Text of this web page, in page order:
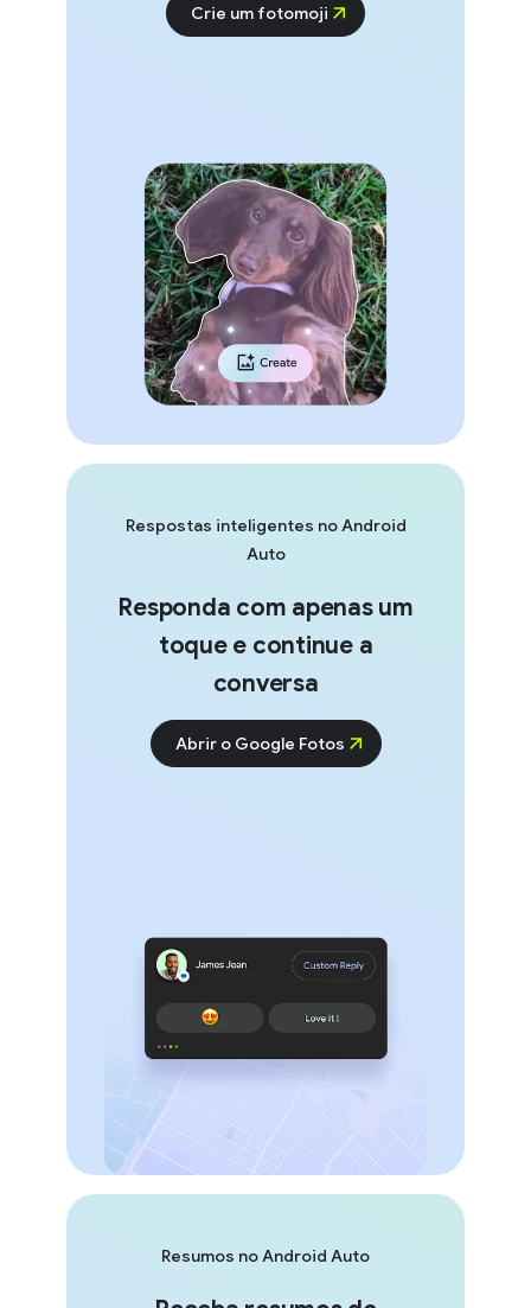
Crie um fotomoji
Respostas inteligentes no Android
Auto
Responda com apenas um
toque e continue a
conversa
Abrir o Google Fotos
Resumos no Android Auto